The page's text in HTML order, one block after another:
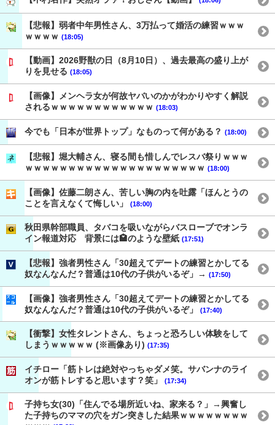
【悲報】弱者中年男性さん、3万払って婚活の練習ｗｗｗ
ｗｗｗｗ (18:05)
【動画】2026野獣の日（8月10日）、過去最高の盛り上が
りを見せる (18:05)
【画像】メンヘラ女が何故ヤバいのかがわかりやすく解説
されるｗｗｗｗｗｗｗｗｗｗｗｗ (18:03)
今でも「日本が世界トップ」なものって何がある？ (18:00)
【悲報】堀大輔さん、寝る間も惜しんでレスバ祭りｗｗｗ
ｗｗｗｗｗｗｗｗｗｗｗｗｗｗｗｗｗｗｗｗｗ (18:00)
【画像】佐藤二朗さん、苦しい胸の内を吐露「ほんとうの
ことを言えなくて悔しい」
(18:00)
秋田県幹部職員、タバコを吸いながらバスローブでオンラ
イン報道対応 背景には🏩のような壁紙 (17:51)
【悲報】強者男性さん「30超えてデートの練習とかしてる
奴なんなんだ？普通は10代の子供がいるぞ」→ (17:50)
【画像】強者男性さん「30超えてデートの練習とかしてる
奴なんなんだ？普通は10代の子供がいるぞ」
(17:40)
【衝撃】女性タレントさん、ちょっと恐ろしい体験をして
しまうｗｗｗｗｗ (※画像あり) (17:35)
イチロー「筋トレは絶対やっちゃダメ笑。サバンナのライ
オンが筋トレすると思います？笑」
(17:34)
子持ち女(30)「住んでる場所近いね、家来る？」→興奮し
た子持ちのママの穴をガン突きした結果ｗｗｗｗｗｗｗｗ